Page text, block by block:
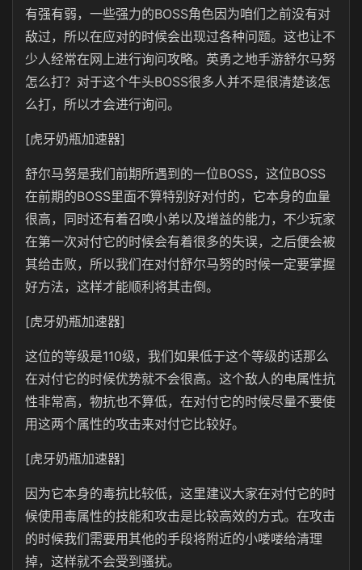
有强有弱，一些强力的BOSS角色因为咱们之前没有对
敌过，所以在应对的时候会出现过各种问题。这也让不
少人经常在网上进行询问攻略。英勇之地手游舒尔马努
怎么打？对于这个牛头BOSS很多人并不是很清楚该怎
么打，所以才会进行询问。
[虎牙奶瓶加速器]
舒尔马努是我们前期所遇到的一位BOSS，这位BOSS
在前期的BOSS里面不算特别好对付的，它本身的血量
很高，同时还有着召唤小弟以及增益的能力，不少玩家
在第一次对付它的时候会有着很多的失误，之后便会被
其给击败，所以我们在对付舒尔马努的时候一定要掌握
好方法，这样才能顺利将其击倒。
[虎牙奶瓶加速器]
这位的等级是110级，我们如果低于这个等级的话那么
在对付它的时候优势就不会很高。这个敌人的电属性抗
性非常高，物抗也不算低，在对付它的时候尽量不要使
用这两个属性的攻击来对付它比较好。
[虎牙奶瓶加速器]
因为它本身的毒抗比较低，这里建议大家在对付它的时
候使用毒属性的技能和攻击是比较高效的方式。在攻击
的时候我们需要用其他的手段将附近的小喽喽给清理
掉，这样就不会受到骚扰。